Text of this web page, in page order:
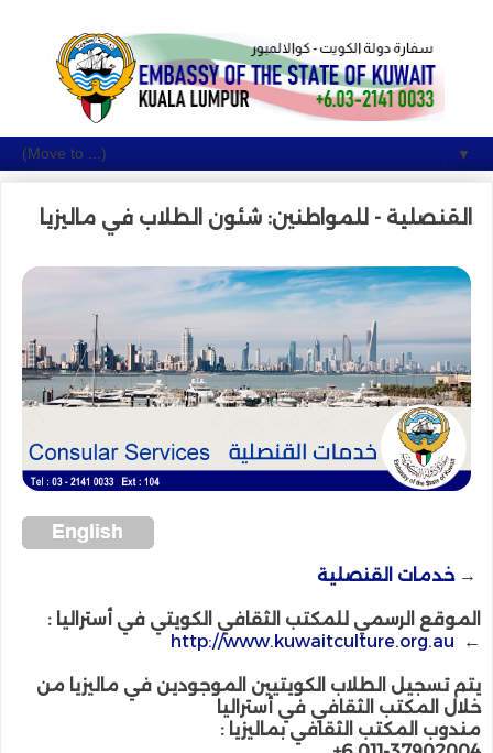
▼
القنصلية - للمواطنين: شئون الطلاب في ماليزيا
→خدمات القنصلية
الموقع الرسمي للمكتب الثقافي الكويتي في أستراليا :
←
http://www.kuwaitculture.org.au
يتم تسجيل الطلاب الكويتيين الموجودين في ماليزيا من
خلال المكتب الثقافي في أستراليا
مندوب المكتب الثقافي بماليزيا :